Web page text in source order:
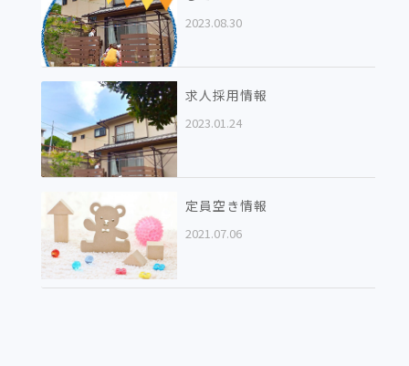
2023.08.30
求人採用情報
2023.01.24
定員空き情報
2021.07.06